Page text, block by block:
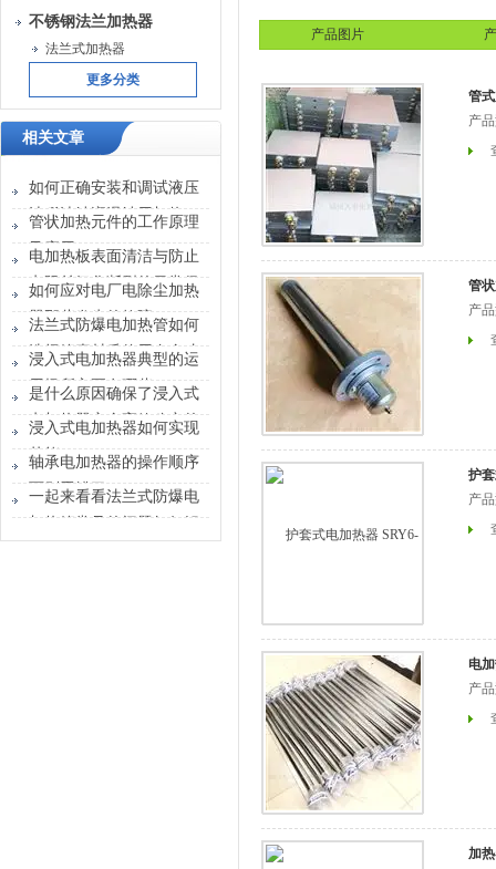
不锈钢法兰加热器
法兰式加热器
更多分类
相关文章
如何正确安装和调试液压
油稀油站润滑站用加热
器？
管状加热元件的工作原理
及应用
电加热板表面清洁与防止
电阻丝氧化断裂的日常保
养
如何应对电厂电除尘加热
器那些发生的故障？
法兰式防爆电加热管如何
选择管壳材质使用寿命才
能更长
浸入式电加热器典型的运
用场所主要有哪些？
是什么原因确保了浸入式
电加热器安全高效稳定的
运行？
浸入式电加热器如何实现
节能？
轴承电加热器的操作顺序
可别弄错了
一起来看看法兰式防爆电
加热管常见的问题如何解
产品图片
管
产
管
产
护
产
电
产
加